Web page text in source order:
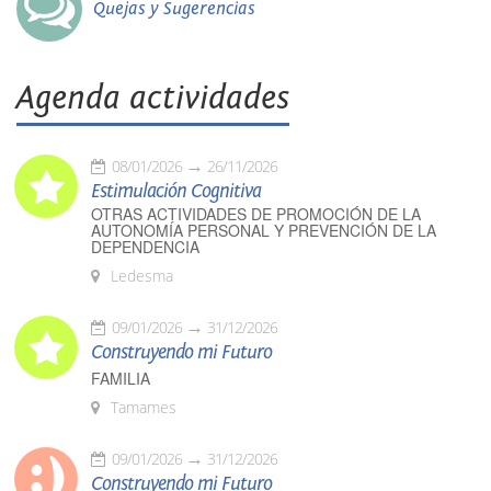
Quejas y Sugerencias
Agenda actividades
08/01/2026 26/11/2026
Estimulación Cognitiva
OTRAS ACTIVIDADES DE PROMOCIÓN DE LA
AUTONOMÍA PERSONAL Y PREVENCIÓN DE LA
DEPENDENCIA
Ledesma
09/01/2026 31/12/2026
Construyendo mi Futuro
FAMILIA
Tamames
09/01/2026 31/12/2026
Construyendo mi Futuro